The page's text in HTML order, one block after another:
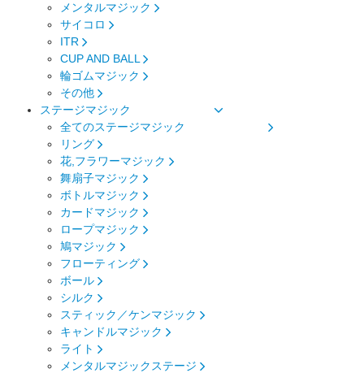
メンタルマジック
サイコロ
ITR
CUP AND BALL
輪ゴムマジック
その他
ステージマジック
全てのステージマジック
リング
花,フラワーマジック
舞扇子マジック
ボトルマジック
カードマジック
ロープマジック
鳩マジック
フローティング
ボール
シルク
スティック／ケンマジック
キャンドルマジック
ライト
メンタルマジックステージ